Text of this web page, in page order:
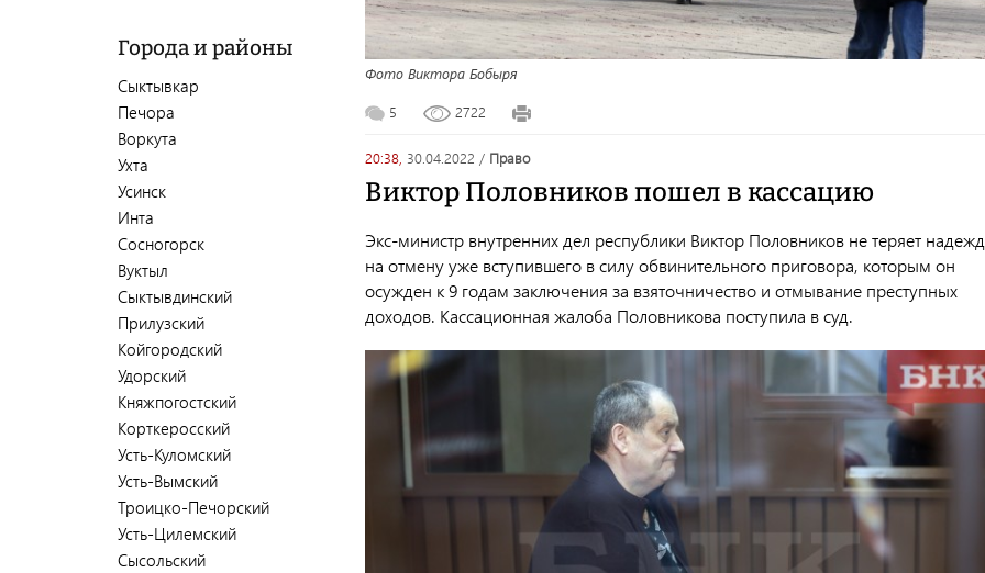
Города и районы
Сыктывкар
Печора
Воркута
Ухта
Усинск
Инта
Сосногорск
Вуктыл
Сыктывдинский
Прилузский
Койгородский
Удорский
Княжпогостский
Корткеросский
Усть-Куломский
Усть-Вымский
Троицко-Печорский
Усть-Цилемский
Сысольский
Фото Виктора Бобыря
5 2722
20:38, 30.04.2022 / право
Виктор Половников пошел в кассацию
Экс-министр внутренних дел республики Виктор Половников не теряет
на отмену уже вступившего в силу обвинительного приговора, которым он
осужден к 9 годам заключения за взяточничество и отмывание преступных
доходов. Кассационная жалоба Половникова поступила в суд.